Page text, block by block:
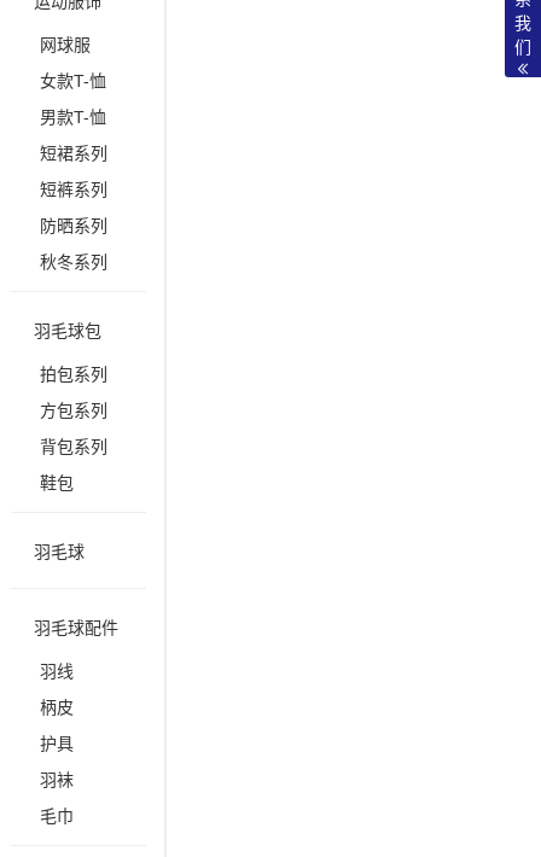
网球服
女款T-恤
男款T-恤
短裙系列
短裤系列
防晒系列
秋冬系列
羽毛球包
拍包系列
方包系列
背包系列
鞋包
羽毛球
羽毛球配件
羽线
柄皮
护具
羽袜
毛巾
我
们